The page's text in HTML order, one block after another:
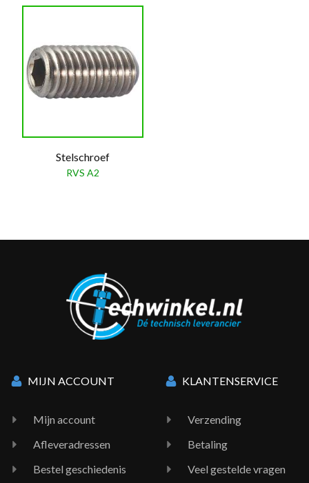
Stelschroef
RVS A2
MIJN ACCOUNT
Mijn account
Afleveradressen
Bestel geschiedenis
KLANTENSERVICE
Verzending
Betaling
Veel gestelde vragen